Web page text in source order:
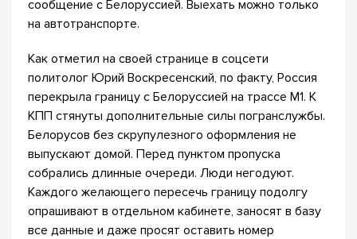
сообщение с Белоруссией. Выехать можно только
на автотранспорте.
Как отметил на своей странице в соцсети
политолог Юрий Воскресенский, по факту, Россия
перекрыла границу с Белоруссией на трассе М1. К
КПП стянуты дополнительные силы погранслужбы.
Белорусов без скрупулезного оформления не
выпускают домой. Перед пунктом пропуска
собрались длинные очереди. Люди негодуют.
Каждого желающего пересечь границу подолгу
опрашивают в отдельном кабинете, заносят в базу
все данные и даже просят оставить номер